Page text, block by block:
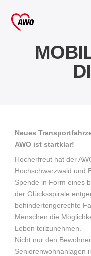
Neues
AWO ist startklar!
Hocherfreut hat der
Hochschwarzwald und
Spende in Form eines
der Glücksspirale
behindertengerechte
Menschen die
Leben teilzunehmen.
Nicht nur den
Seniorenwohnanlagen